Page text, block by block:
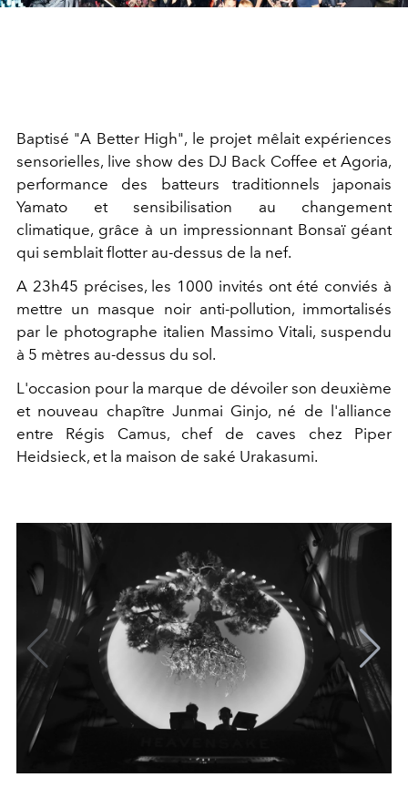
Baptisé "A Better High", le projet mêlait expériences
sensorielles, live show des DJ Back Coffee et Agoria,
performance des batteurs traditionnels japonais
Yamato et sensibilisation au changement
climatique, grâce à un impressionnant Bonsaï géant
qui semblait flotter au-dessus de la nef.
A 23h45 précises, les 1000 invités ont été conviés à
mettre un masque noir anti-pollution, immortalisés
par le photographe italien Massimo Vitali, suspendu
à 5 mètres au-dessus du sol.
L'occasion pour la marque de dévoiler son deuxième
et nouveau chapître Junmai Ginjo, né de l'alliance
entre Régis Camus, chef de caves chez Piper
Heidsieck, et la maison de saké Urakasumi.